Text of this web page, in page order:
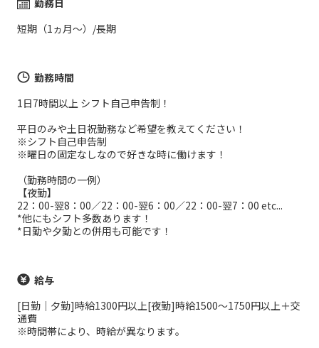
短期（1ヵ月～）/長期
勤務時間
1日7時間以上 シフト自己申告制！
平日のみや土日祝勤務など希望を教えてください！
※シフト自己申告制
※曜日の固定なしなので好きな時に働けます！
（勤務時間の一例）
【夜勤】
22：00-翌8：00／22：00-翌6：00／22：00-翌7：00 etc...
*他にもシフト多数あります！
*日勤や夕勤との併用も可能です！
給与
[日勤｜夕勤]時給1300円以上[夜勤]時給1500～1750円以上＋交
通費
※時間帯により、時給が異なります。